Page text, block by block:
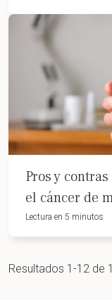
Pros y
el cáncer de
Lectura en 5 minutos
Resultados 1-12 de